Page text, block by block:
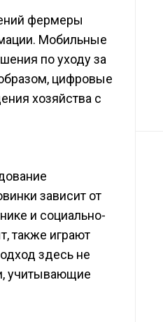
фермеры
Мобильные
по уходу за
цифровые
хозяйства с
зависит от
и социально-
также играют
здесь не
учитывающие